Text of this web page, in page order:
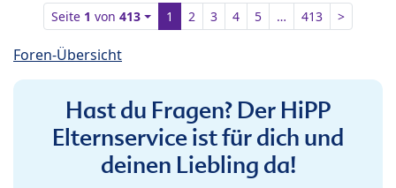
Seite 1 von413 1 2 3 4 5 … 413 >
Foren-Übersicht
Hast du Fragen? Der HiPP
Elternservice ist für dich und
deinen Liebling da!